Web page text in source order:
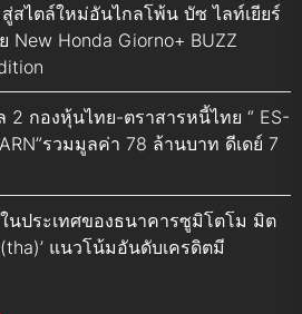
สไตล์ใหม่อันไกลโพ้น บัซ ไลท์เยียร์
New Honda Giorno+ BUZZ
2 กองหุ้นไทย-ตราสารหนี้ไทย “ ES-
รวมมูลค่า 78 ล้านบาท ดีเดย์ 7
นประเทศของธนาคารซูมิโตโม มิต
แนวโน้มอันดับเครดิตมี